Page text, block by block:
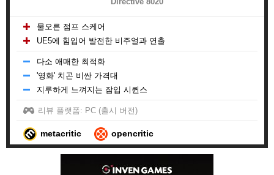
물오른 점프 스케어
UE5에 힘입어 발전한 비주얼과 연출
다소 애매한 최적화
'영화' 치곤 비싼 가격대
지루하게 느껴지는 잠입 시퀸스
리뷰 플랫폼: PC (출시 버전)
metacritic opencritic